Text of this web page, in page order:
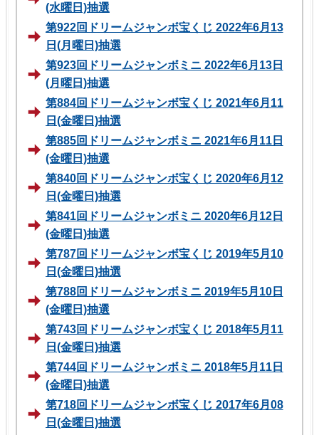
(水曜日)抽選
第922回ドリームジャンボ宝くじ 2022年6月13
日(月曜日)抽選
第923回ドリームジャンボミニ 2022年6月13日
(月曜日)抽選
第884回ドリームジャンボ宝くじ 2021年6月11
日(金曜日)抽選
第885回ドリームジャンボミニ 2021年6月11日
(金曜日)抽選
第840回ドリームジャンボ宝くじ 2020年6月12
日(金曜日)抽選
第841回ドリームジャンボミニ 2020年6月12日
(金曜日)抽選
第787回ドリームジャンボ宝くじ 2019年5月10
日(金曜日)抽選
第788回ドリームジャンボミニ 2019年5月10日
(金曜日)抽選
第743回ドリームジャンボ宝くじ 2018年5月11
日(金曜日)抽選
第744回ドリームジャンボミニ 2018年5月11日
(金曜日)抽選
第718回ドリームジャンボ宝くじ 2017年6月08
日(金曜日)抽選